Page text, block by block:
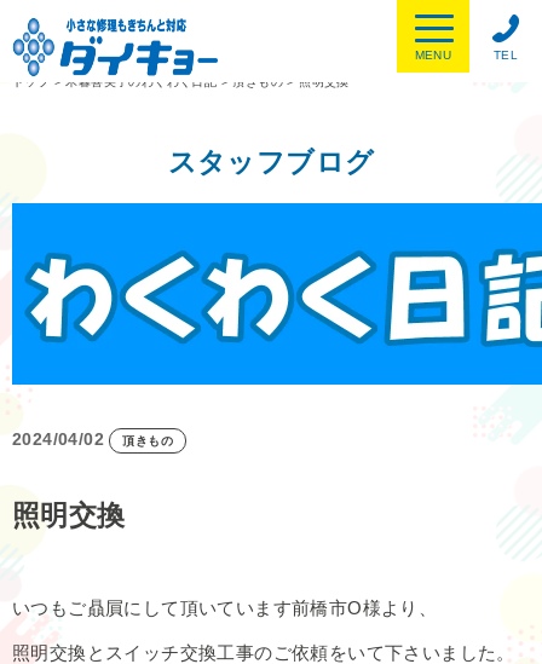
TEL
MENU
トップ
> 木暮喜美子のわくわく日記 > 頂きもの > 照明交換
スタッフブログ
2024/04/02 頂きもの
照明交換
いつもご贔屓にして頂いています前橋市O様より、
照明交換とスイッチ交換工事のご依頼をいて下さいました。